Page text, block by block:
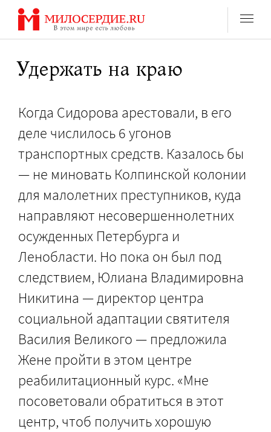
Перейти
содержанию
Удержать на краю
Когда Сидорова арестовали, в его
деле числилось 6 угонов
транспортных средств. Казалось бы
— не миновать Колпинской колонии
для малолетних преступников, куда
направляют несовершеннолетних
осужденных Петербурга и
Ленобласти. Но пока он был под
следствием, Юлиана Владимировна
Никитина — директор центра
социальной адаптации святителя
Василия Великого — предложила
Жене пройти в этом центре
реабилитационный курс. «Мне
посоветовали обратиться в этот
центр, чтоб получить хорошую